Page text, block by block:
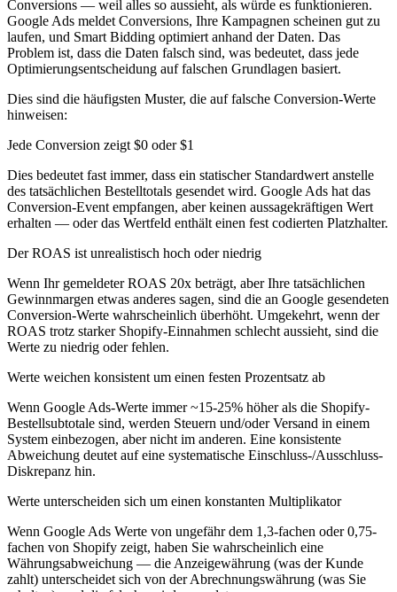
Conversions — weil alles so aussieht, als würde es funktionieren.
Google Ads meldet Conversions, Ihre Kampagnen scheinen gut zu
laufen, und Smart Bidding optimiert anhand der Daten. Das
Problem ist, dass die Daten falsch sind, was bedeutet, dass jede
Optimierungsentscheidung auf falschen Grundlagen basiert.
Dies sind die häufigsten Muster, die auf falsche Conversion-Werte
hinweisen:
Jede Conversion zeigt $0 oder $1
Dies bedeutet fast immer, dass ein statischer Standardwert anstelle
des tatsächlichen Bestelltotals gesendet wird. Google Ads hat das
Conversion-Event empfangen, aber keinen aussagekräftigen Wert
erhalten — oder das Wertfeld enthält einen fest codierten Platzhalter.
Der ROAS ist unrealistisch hoch oder niedrig
Wenn Ihr gemeldeter ROAS 20x beträgt, aber Ihre tatsächlichen
Gewinnmargen etwas anderes sagen, sind die an Google gesendeten
Conversion-Werte wahrscheinlich überhöht. Umgekehrt, wenn der
ROAS trotz starker Shopify-Einnahmen schlecht aussieht, sind die
Werte zu niedrig oder fehlen.
Werte weichen konsistent um einen festen Prozentsatz ab
Wenn Google Ads-Werte immer ~15-25% höher als die Shopify-
Bestellsubtotale sind, werden Steuern und/oder Versand in einem
System einbezogen, aber nicht im anderen. Eine konsistente
Abweichung deutet auf eine systematische Einschluss-/Ausschluss-
Diskrepanz hin.
Werte unterscheiden sich um einen konstanten Multiplikator
Wenn Google Ads Werte von ungefähr dem 1,3-fachen oder 0,75-
fachen von Shopify zeigt, haben Sie wahrscheinlich eine
Währungsabweichung — die Anzeigewährung (was der Kunde
zahlt) unterscheidet sich von der Abrechnungswährung (was Sie